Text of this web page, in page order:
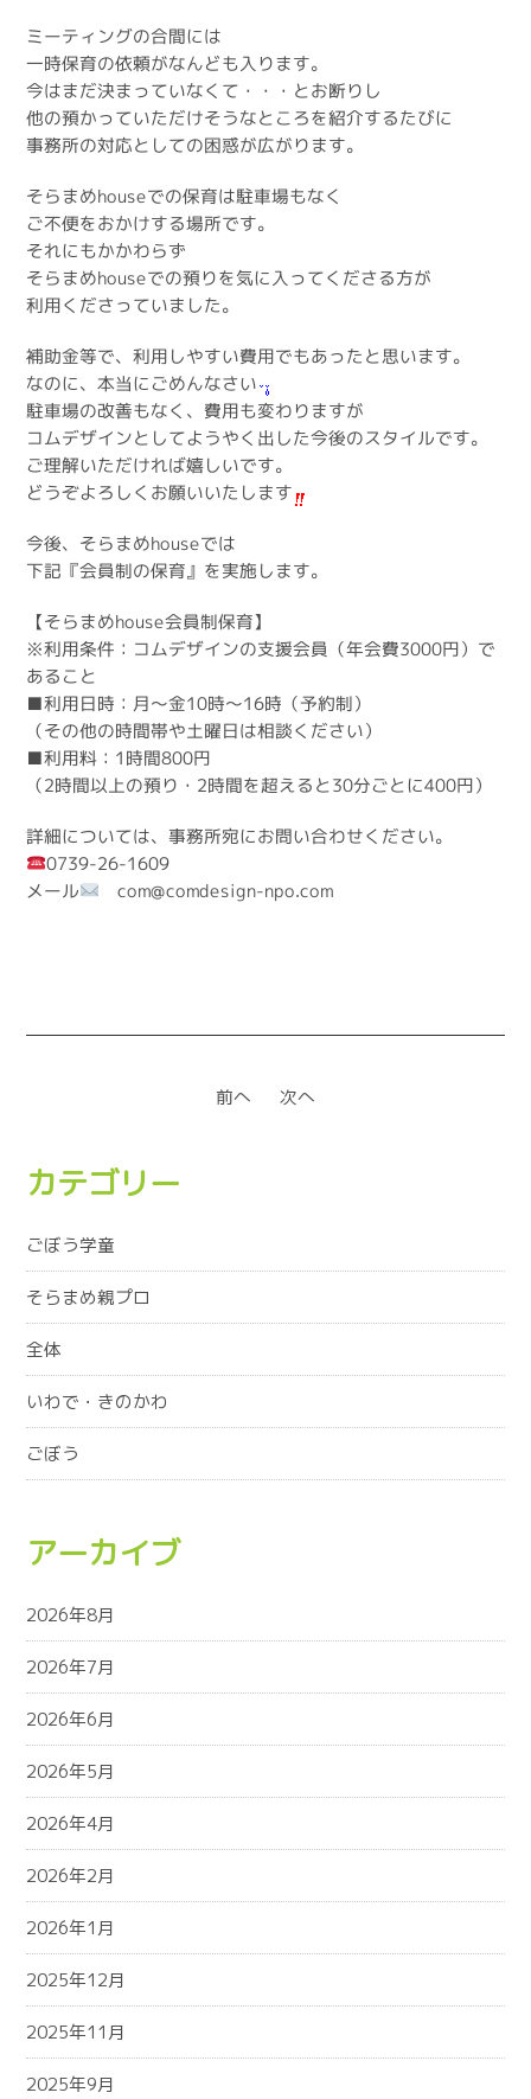
ミーティングの合間には
一時保育の依頼がなんども入ります。
今はまだ決まっていなくて・・・とお断りし
他の預かっていただけそうなところを紹介するたびに
事務所の対応としての困惑が広がります。
そらまめhouseでの保育は駐車場もなく
ご不便をおかけする場所です。
それにもかかわらず
そらまめhouseでの預りを気に入ってくださる方が
利用くださっていました。
補助金等で、利用しやすい費用でもあったと思います。
なのに、本当にごめんなさい
駐車場の改善もなく、費用も変わりますが
コムデザインとしてようやく出した今後のスタイルです。
ご理解いただければ嬉しいです。
どうぞよろしくお願いいたします
今後、そらまめhouseでは
下記『会員制の保育』を実施します。
【そらまめhouse会員制保育】
※利用条件：コムデザインの支援会員（年会費3000円）で
あること
■利用日時：月～金10時～16時（予約制）
（その他の時間帯や土曜日は相談ください）
■利用料：1時間800円
（2時間以上の預り・2時間を超えると30分ごとに400円）
詳細については、事務所宛にお問い合わせください。
0739-26-1609
メール com@comdesign-npo.com
前へ 次へ
カテゴリー
ごぼう学童
そらまめ親プロ
全体
いわで・きのかわ
ごぼう
アーカイブ
2026年8月
2026年7月
2026年6月
2026年5月
2026年4月
2026年2月
2026年1月
2025年12月
2025年11月
2025年9月